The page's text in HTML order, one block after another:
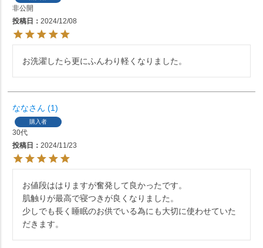
非公開
投稿日
2024/12/08
なな 1
購入者
30代
投稿日
2024/11/23
お値段ははりますが奮発して良かったです。
肌触りが最高で寝つきが良くなりました。
少しでも長く睡眠のお供でいる為にも大切に使わせていた
だきます。